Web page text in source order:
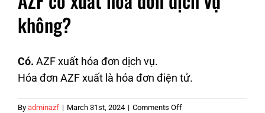
không?
Có. AZF xuất hóa đơn dịch vụ.
Hóa đơn AZF xuất là hóa đơn điện tử.
By adminazf | March 31st, 2024 | Comments Offon